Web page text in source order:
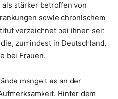
stärker betroffen von
sowie chronischem
verzeichnet bei ihnen seit
zumindest in Deutschland,
bei Frauen.
mangelt es an der
Hinter dem